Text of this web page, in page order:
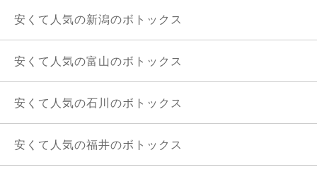
安くて人気の新潟のボトックス
安くて人気の富山のボトックス
安くて人気の石川のボトックス
安くて人気の福井のボトックス